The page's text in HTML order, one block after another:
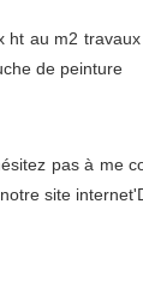
ht au m2
de peinture
pas à me
site